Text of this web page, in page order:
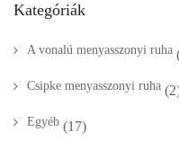
Kategóriák
A vonalú menyasszonyi ruha
Csipke menyasszonyi ruha
Egyéb (17)